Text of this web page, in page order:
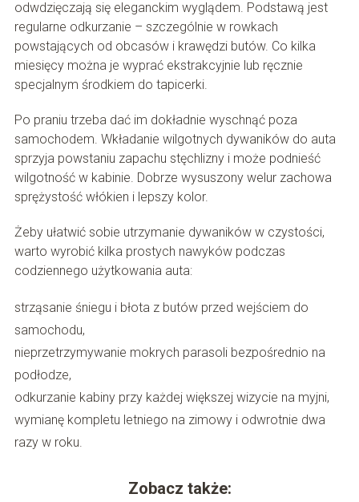
odwdzięczają się eleganckim wyglądem. Podstawą jest
regularne odkurzanie – szczególnie w rowkach
powstających od obcasów i krawędzi butów. Co kilka
miesięcy można je wyprać ekstrakcyjnie lub ręcznie
specjalnym środkiem do tapicerki.
Po praniu trzeba dać im dokładnie wyschnąć poza
samochodem. Wkładanie wilgotnych dywaników do auta
sprzyja powstaniu zapachu stęchlizny i może podnieść
wilgotność w kabinie. Dobrze wysuszony welur zachowa
sprężystość włókien i lepszy kolor.
Żeby ułatwić sobie utrzymanie dywaników w czystości,
warto wyrobić kilka prostych nawyków podczas
codziennego użytkowania auta:
strząsanie śniegu i błota z butów przed wejściem do
samochodu,
nieprzetrzymywanie mokrych parasoli bezpośrednio na
podłodze,
odkurzanie kabiny przy każdej większej wizycie na myjni,
wymianę kompletu letniego na zimowy i odwrotnie dwa
razy w roku.
Zobacz także: